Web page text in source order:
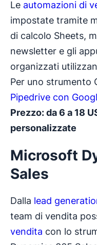
Le automazioni di
impostate tramite
di calcolo Sheets,
newsletter e gli
organizzati
Per uno strumento
Pipedrive con
Prezzo: da 6 a 18
personalizzate
Microsoft
Sales
Dalla lead
team di vendita
vendita con lo